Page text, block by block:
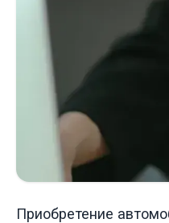
Приобретение